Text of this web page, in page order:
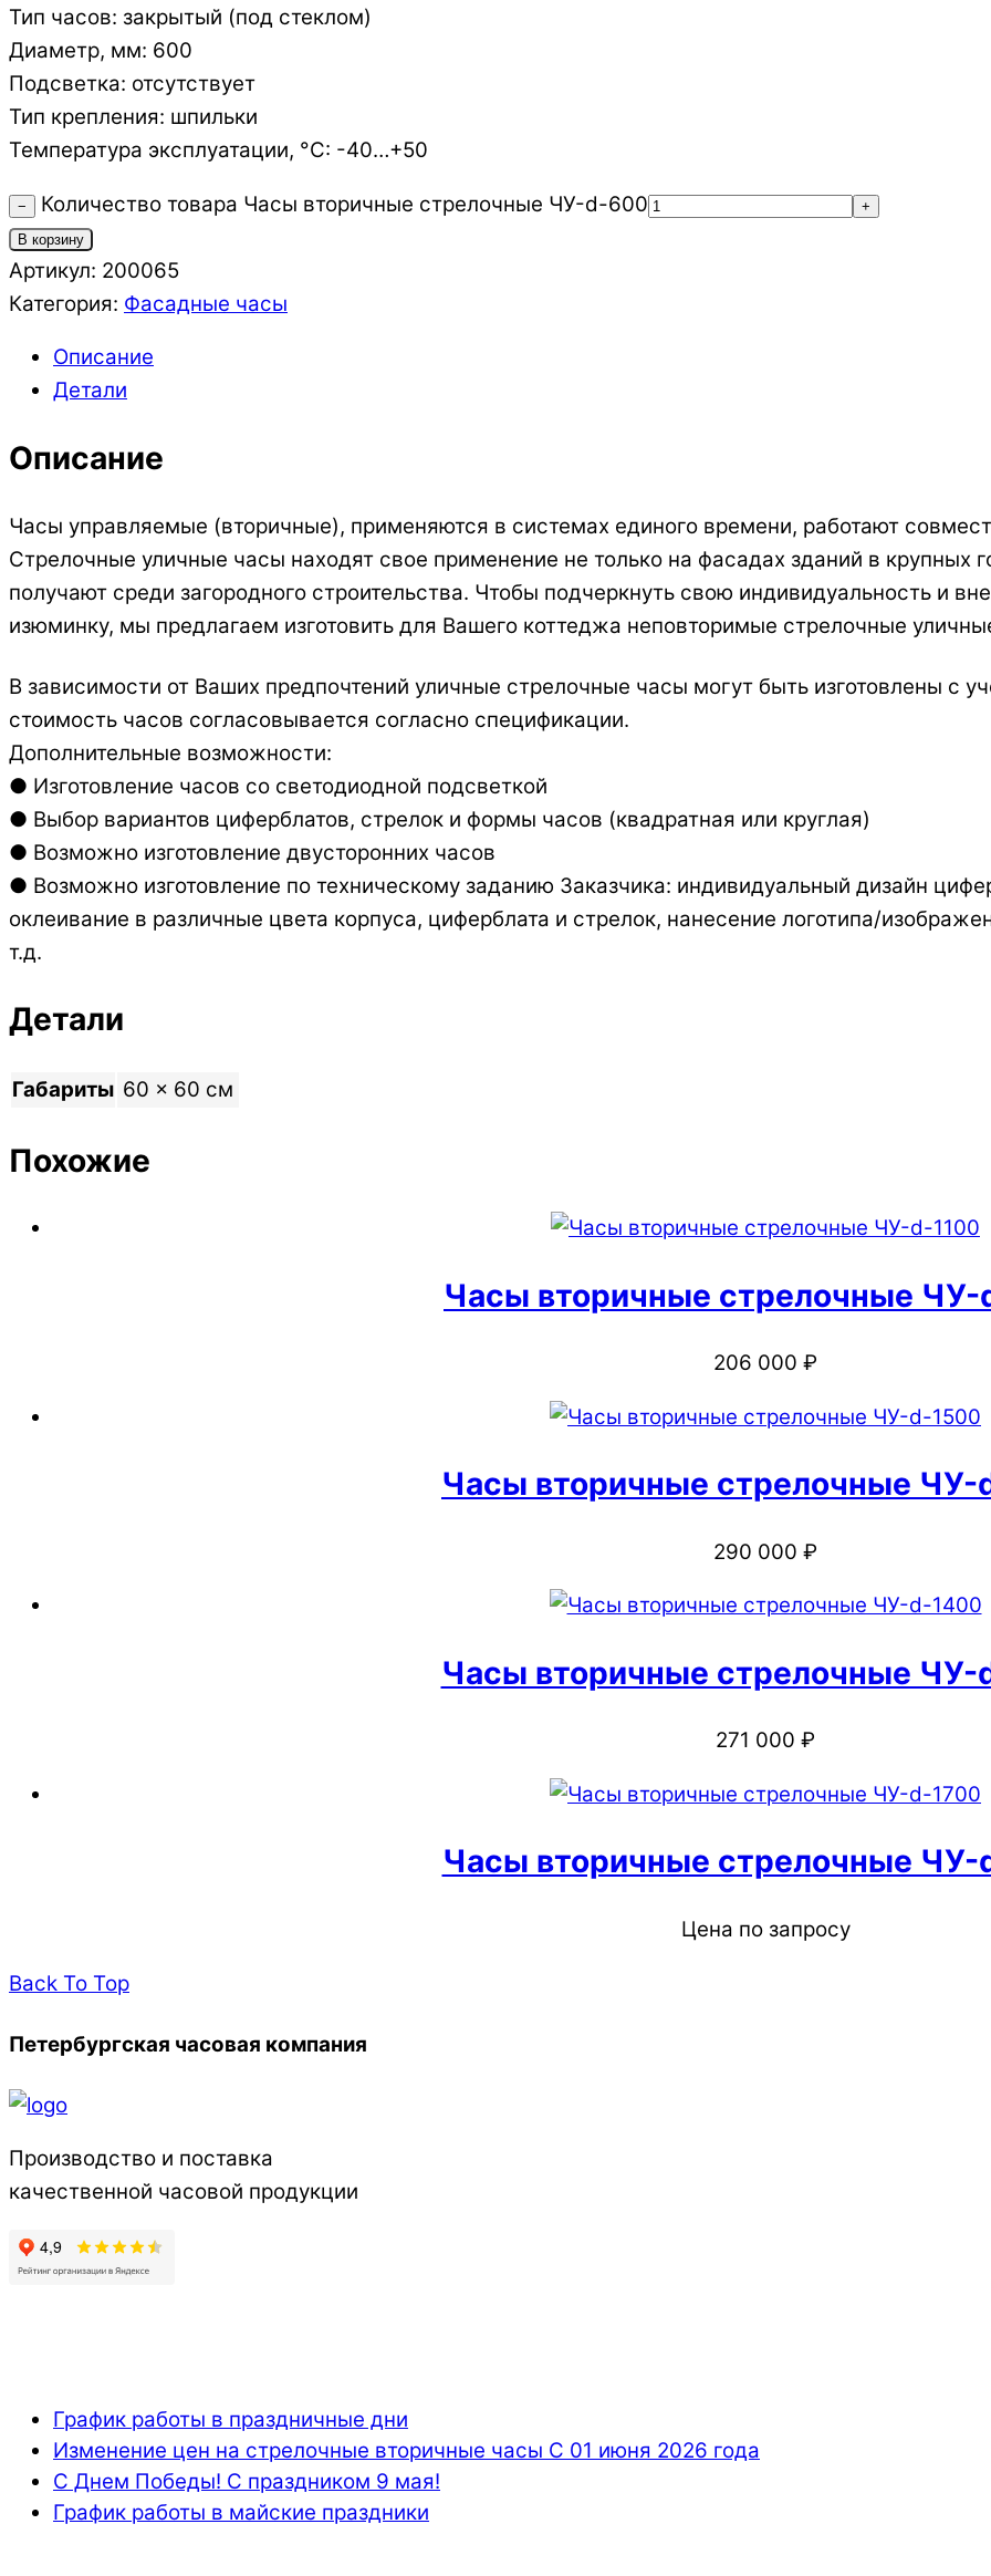
Тип часов: закрытый (под стеклом)
Диаметр, мм: 600
Подсветка: отсутствует
Тип крепления: шпильки
Температура эксплуатации, °C: -40…+50
− Количество товара Часы вторичные стрелочные ЧУ-d-600
+
В корзину
Артикул: 200065
Категория: Фасадные часы
Описание
Детали
Описание
Часы управляемые (вторичные), применяются в системах единого времени, работают
Стрелочные уличные часы находят свое применение не только на фасадах зданий в крупных
получают среди загородного строительства. Чтобы подчеркнуть свою индивидуальность и
изюминку, мы предлагаем изготовить для Вашего коттеджа неповторимые стрелочные
В зависимости от Ваших предпочтений уличные стрелочные часы могут быть изготовлены с
стоимость часов согласовывается согласно спецификации.
Дополнительные возможности:
● Изготовление часов со светодиодной подсветкой
● Выбор вариантов циферблатов, стрелок и формы часов (квадратная или круглая)
● Возможно изготовление двусторонних часов
● Возможно изготовление по техническому заданию Заказчика: индивидуальный дизайн
оклеивание в различные цвета корпуса, циферблата и стрелок, нанесение логотипа/
т.д.
Детали
Габариты 60 × 60 см
Похожие
Часы вторичные стрелочные ЧУ-
206 000 ₽
Часы вторичные стрелочные ЧУ-
290 000 ₽
Часы вторичные стрелочные ЧУ-
271 000 ₽
Часы вторичные стрелочные ЧУ-
Цена по запросу
Back To Top
Петербургская часовая компания
Производство и поставка
качественной часовой продукции
График работы в праздничные дни
Изменение цен на стрелочные вторичные часы С 01 июня 2026 года
С Днем Победы! С праздником 9 мая!
График работы в майские праздники